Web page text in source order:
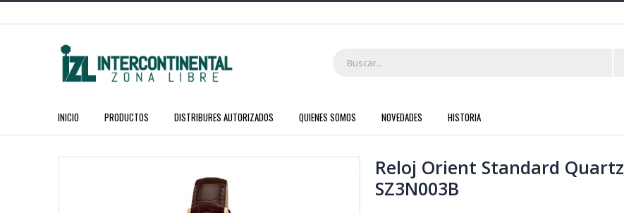
INICIO PRODUCTOS DISTRIBURES AUTORIZADOS QUIENES SOMOS NOVEDADES HISTORIA
Reloj Orient Standard Quartz
SZ3N003B